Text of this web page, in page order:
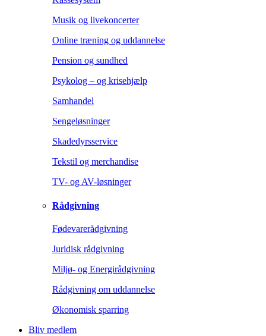
Musik og livekoncerter
Online træning og uddannelse
Pension og sundhed
Psykolog – og krisehjælp
Samhandel
Sengeløsninger
Skadedyrsservice
Tekstil og merchandise
TV- og AV-løsninger
Rådgivning
Fødevarerådgivning
Juridisk rådgivning
Miljø- og Energirådgivning
Rådgivning om uddannelse
Økonomisk sparring
Bliv medlem